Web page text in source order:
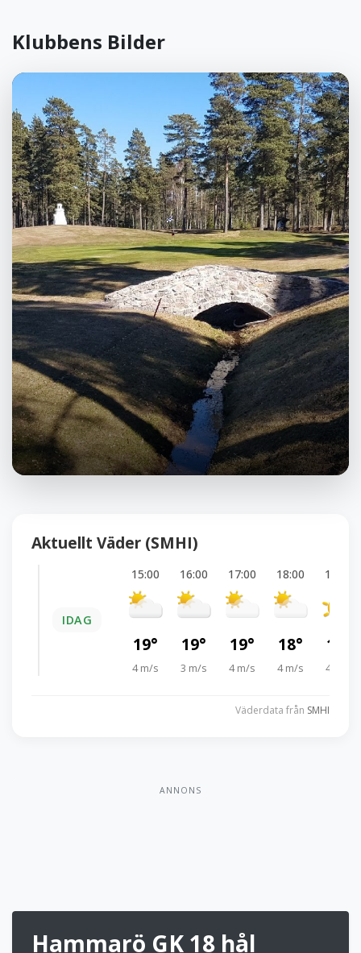
Klubbens Bilder
Aktuellt Väder (SMHI)
IDAG
15:00
19°
4 m/s
16:00
19°
3 m/s
17:00
19°
4 m/s
18:00
18°
4 m/s
19:00
17°
4 m/s
Väderdata från SMHI
ANNONS
Hammarö GK 18 hål